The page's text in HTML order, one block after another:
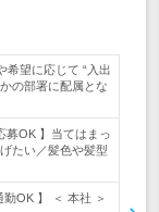
希望に応じて “入出
の部署に配属とな
募OK 】当てはまっ
たい／髪色や髪型
OK 】 ＜ 本社 ＞